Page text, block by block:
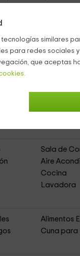
similares
para redes sociales
que aceptas
de Alquiler
Zona de
Sala de
Aire
Cocina
Lavadora
Alimentos
Cuna para